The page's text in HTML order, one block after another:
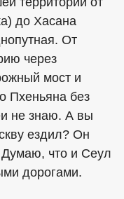
до Хасана
От
через
мост и
Пхеньяна без
не знаю. А вы
ездил? Он
что и Сеул
дорогами.